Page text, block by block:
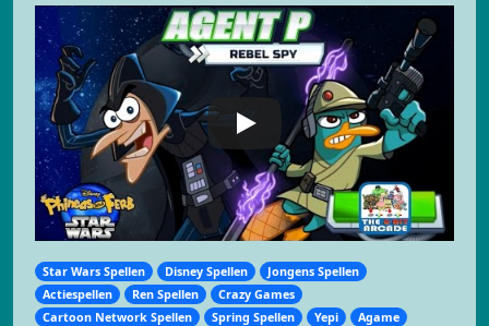
Star Wars Spellen Disney Spellen
Jongens Spellen
Actiespellen
Ren Spellen
Crazy Games
Cartoon Network Spellen
Spring Spellen Yepi
Agame